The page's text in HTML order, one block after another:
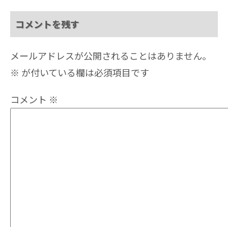
コメントを残す
メールアドレスが公開されることはありません。
※ が付いている欄は必須項目です
コメント ※